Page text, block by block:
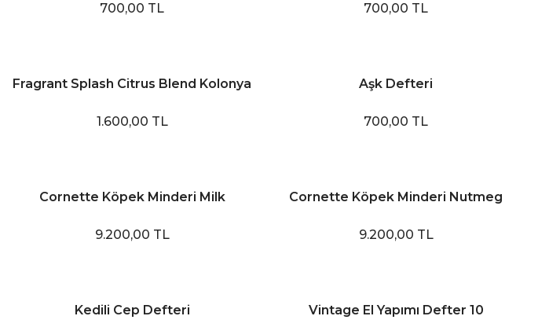
700,00 TL 700,00 TL
Fragrant Splash Citrus Blend Kolonya
1.600,00 TL
Aşk Defteri
700,00 TL
Cornette Köpek Minderi Milk
9.200,00 TL
Cornette Köpek Minderi Nutmeg
9.200,00 TL
Kedili Cep Defteri Vintage El Yapımı Defter 10